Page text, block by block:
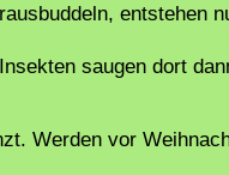
entstehen
saugen dort
Werden vor